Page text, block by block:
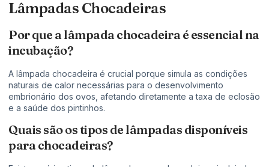
Lâmpadas Chocadeiras
Por que a lâmpada chocadeira é essencial na
incubação?
A lâmpada chocadeira é crucial porque simula as condições
naturais de calor necessárias para o desenvolvimento
embrionário dos ovos, afetando diretamente a taxa de eclosão
e a saúde dos pintinhos.
Quais são os tipos de lâmpadas disponíveis
para chocadeiras?